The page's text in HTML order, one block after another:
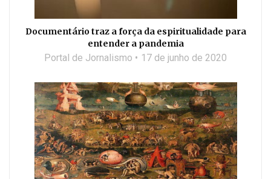
Documentário traz a força da espiritualidade para
entender a pandemia
Portal de Jornalismo 17 de junho de 2020